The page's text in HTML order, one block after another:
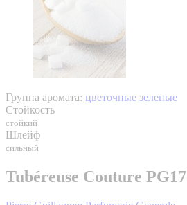
Группа аромата: цветочные зеленые
Стойкость
стойкий
Шлейф
сильный
Tubéreuse Couture PG17